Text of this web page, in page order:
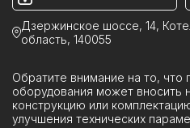
Ячейки ЯКНО
Дзержинское шоссе, 14,
область, 140055
Обратите внимание на то, что
оборудования может вносить
конструкцию или
улучшения технических